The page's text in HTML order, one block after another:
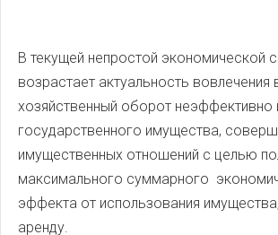
В текущей непростой экономической
возрастает актуальность вовлечения
хозяйственный оборот неэффективно
государственного имущества,
имущественных отношений с целью
максимального суммарного
эффекта от использования
аренду.